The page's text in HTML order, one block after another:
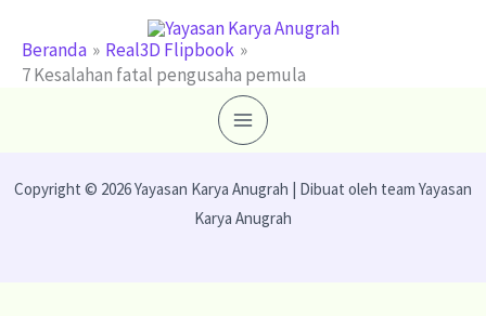
konten
Beranda
Real3D Flipbook
7 Kesalahan fatal pengusaha pemula
Copyright © 2026 Yayasan Karya Anugrah | Dibuat oleh team Yayasan
Karya Anugrah